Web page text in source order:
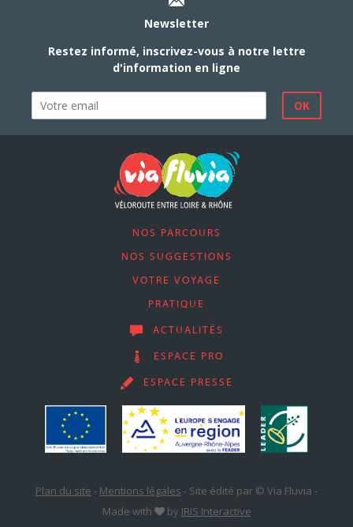
Newsletter
Restez informé, inscrivez-vous à notre lettre
d'information en ligne
NOS PARCOURS
NOS SUGGESTIONS
VOTRE VOYAGE
PRATIQUE
ACTUALITÉS
ESPACE PRO
ESPACE PRESSE
Plan du site - Mentions légales - Site édité par © Via Fluvia -
Made with
by IRIS Interactive